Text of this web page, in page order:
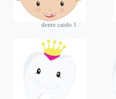
dente caido 1